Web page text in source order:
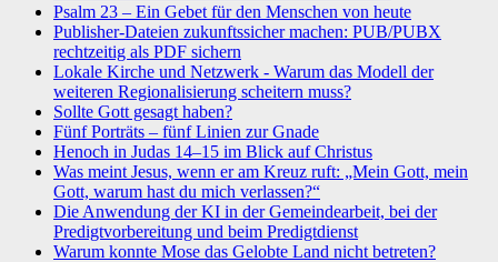
Psalm 23 – Ein Gebet für den Menschen von heute
Publisher-Dateien zukunftssicher machen: PUB/PUBX
rechtzeitig als PDF sichern
Lokale Kirche und Netzwerk - Warum das Modell der
weiteren Regionalisierung scheitern muss?
Sollte Gott gesagt haben?
Fünf Porträts – fünf Linien zur Gnade
Henoch in Judas 14–15 im Blick auf Christus
Was meint Jesus, wenn er am Kreuz ruft: „Mein Gott, mein
Gott, warum hast du mich verlassen?“
Die Anwendung der KI in der Gemeindearbeit, bei der
Predigtvorbereitung und beim Predigtdienst
Warum konnte Mose das Gelobte Land nicht betreten?